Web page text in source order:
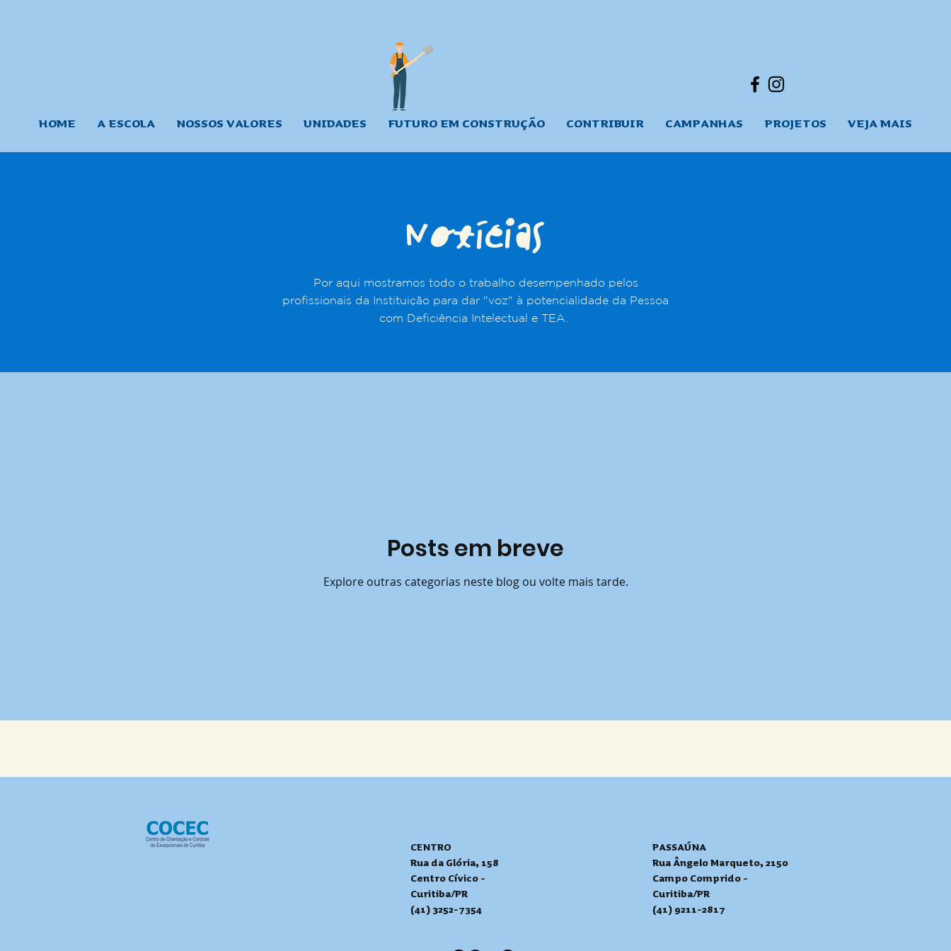
HOME A ESCOLA NOSSOS VALORES UNIDADES FUTURO EM CONSTRUÇÃO CONTRIBUIR CAMPANHAS PROJETOS VEJA MAIS
Notícias
Por aqui mostramos todo o trabalho desempenhado pelos
profissionais da Instituição para dar "voz" à potencialidade da Pessoa
com Deficiência Intelectual e TEA.
Posts em breve
Explore outras categorias neste blog ou volte mais tarde.
CENTRO
Rua da Glória, 158
Centro Cívico -
Curitiba/PR
(41) 3252-7354
PASSAÚNA
Rua Ângelo Marqueto, 2150
Campo Comprido -
Curitiba/PR
(41) 9211-2817